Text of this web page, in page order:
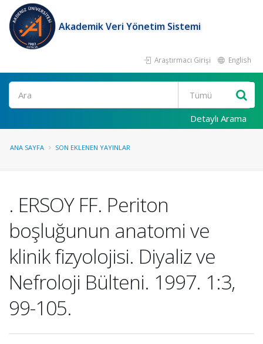
Akademik Veri Yönetim Sistemi
Araştırmacı Girişi English
Ara
Detaylı Arama
ANA SAYFA SON EKLENEN YAYINLAR
. ERSOY FF. Periton
boşluğunun anatomi ve
klinik fizyolojisi. Diyaliz ve
Nefroloji Bülteni. 1997. 1:3,
99-105.